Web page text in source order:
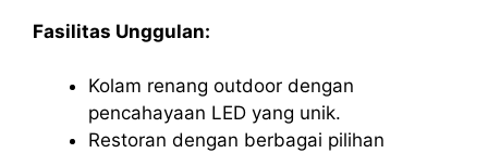
Fasilitas Unggulan:
Kolam renang outdoor dengan
pencahayaan LED yang unik.
Restoran dengan berbagai pilihan